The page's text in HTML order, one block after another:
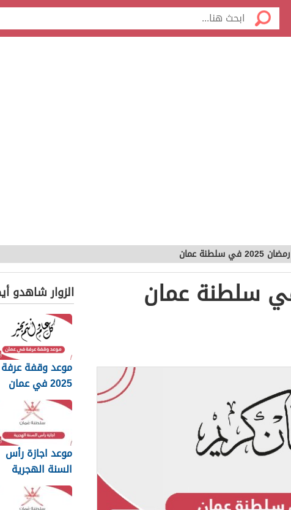
سلطنة عمان
الزوار شاهدو
موعد وقفة عرفة
2025 في عمان
موعد اجازة رأس
السنة الهجرية
2025 سلطنة عمان